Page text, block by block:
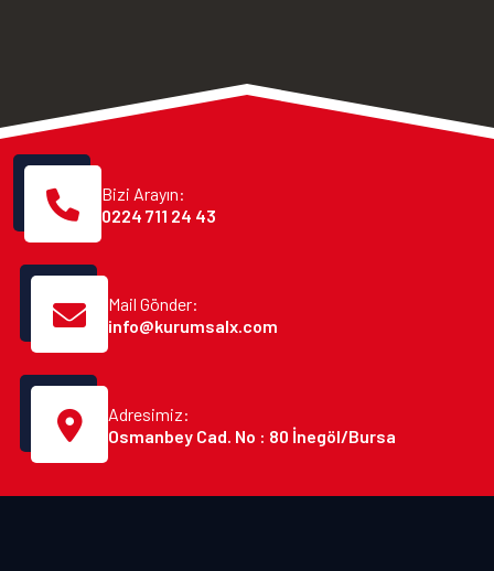
Bizi Arayın:
0224 711 24 43
Mail Gönder:
info@kurumsalx.com
Adresimiz:
Osmanbey Cad. No : 80 İnegöl/Bursa